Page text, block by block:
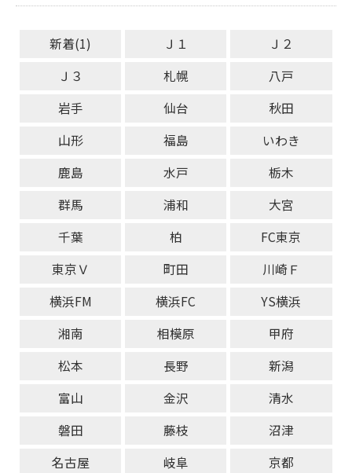
新着(1) Ｊ１
Ｊ２
Ｊ３
札幌
八戸
岩手
仙台
秋田
山形
福島
いわき
鹿島
水戸
栃木
群馬
浦和
大宮
千葉
柏
FC東京
東京Ｖ
町田
川崎Ｆ
横浜FM
横浜FC
YS横浜
湘南
相模原
甲府
松本
長野
新潟
富山
金沢
清水
磐田
藤枝
沼津
名古屋
岐阜
京都